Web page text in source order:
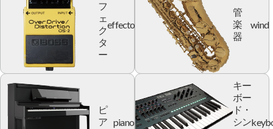
フ
ェ
ク
タ
ー
effector
管
楽
器
wind
ピ
ア piano
キー
ボー
ド・
シン